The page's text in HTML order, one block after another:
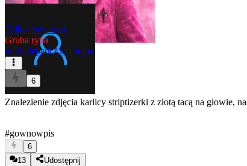
Tylko_Seweryn
Gruba ryba
w Hydepark2 lata temu
6
Znalezienie zdjęcia karlicy striptizerki z złotą tacą na głowie,
#gownowpis
6
13
Udostępnij